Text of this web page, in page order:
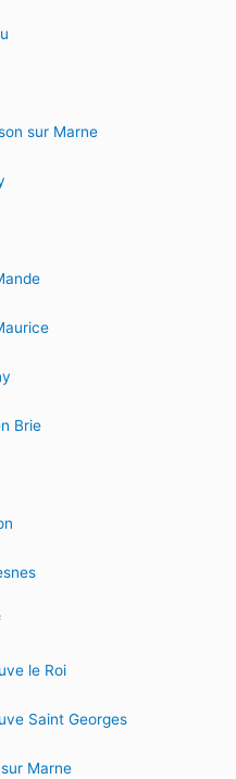
sur Marne
Brie
le Roi
Saint Georges
Marne